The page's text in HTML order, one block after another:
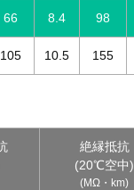
66 8.4 98
105 10.5 155
絶縁抵抗
(20℃空中)
(MΩ・km)